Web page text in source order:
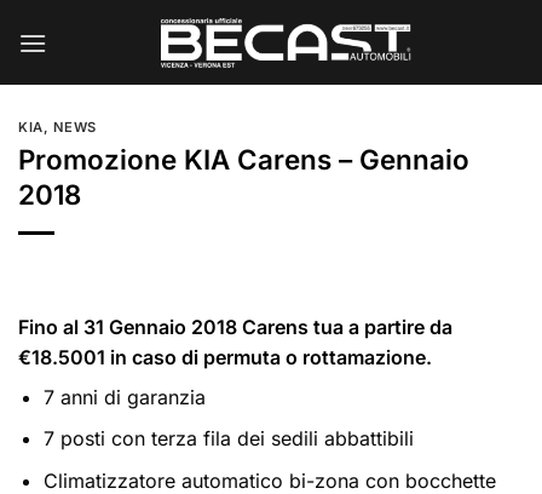
KIA, NEWS
Promozione KIA Carens – Gennaio
2018
Fino al 31 Gennaio 2018 Carens tua a partire da
€18.5001 in caso di permuta o rottamazione.
7 anni di garanzia
7 posti con terza fila dei sedili abbattibili
Climatizzatore automatico bi-zona con bocchette